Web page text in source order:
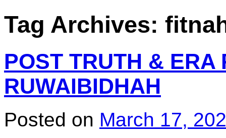
Tag Archives:
POST TRUTH & ERA
RUWAIBIDHAH
Posted on March 17,